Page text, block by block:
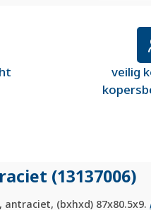
veilig
(13137006)
(bxhxd) 87x80.5x9.